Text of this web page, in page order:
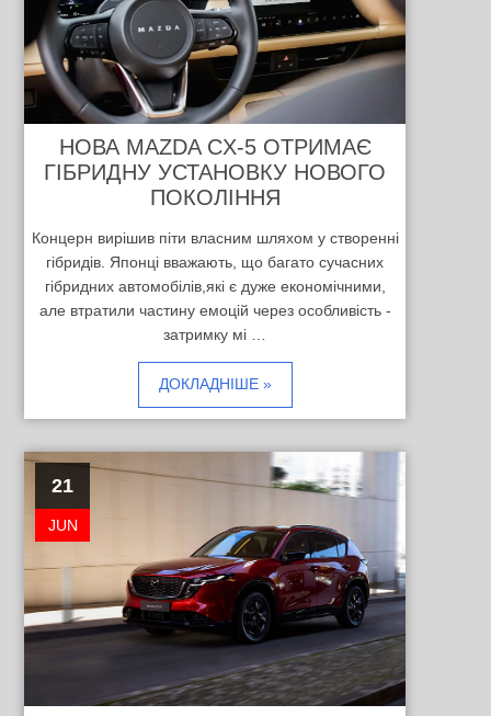
НОВА MAZDA CX-5 ОТРИМАЄ
ГІБРИДНУ УСТАНОВКУ НОВОГО
ПОКОЛІННЯ
Концерн вирішив піти власним шляхом у створенні
гібридів. Японці вважають, що багато сучасних
гібридних автомобілів,які є дуже економічними,
але втратили частину емоцій через особливість -
затримку мі …
ДОКЛАДНІШЕ »
21
JUN